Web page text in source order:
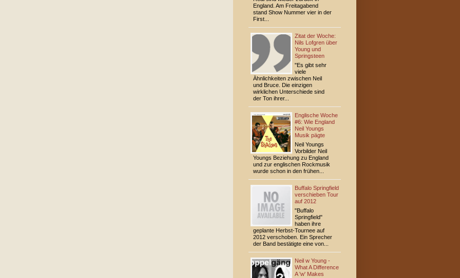
England. Am Freitagabend
stand Show Nummer vier in der
First...
Zitat der Woche:
Nils Lofgren über
Young und
Springsteen
"Es gibt sehr
viele
Ähnlichkeiten zwischen Neil
und Bruce. Die einzigen
wirklichen Unterschiede sind
der Ton ihrer...
Englische Woche
#6: Wie England
Neil Youngs
Musik pägte
Neil Youngs
Vorbilder Neil
Youngs Beziehung zu England
und zur englischen Rockmusik
wurde schon in den frühen...
Buffalo Springfield
verschieben Tour
auf 2012
"Buffalo
Springfield"
haben ihre
geplante Herbst-Tournee auf
2012 verschoben. Ein Sprecher
der Band bestätigte eine von...
Neil w Young -
What A Difference
A 'w' Makes